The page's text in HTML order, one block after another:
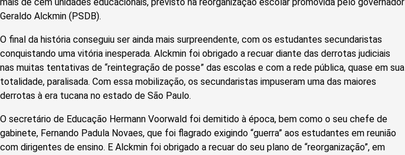
Geraldo Alckmin (PSDB).
O final da história conseguiu ser ainda mais surpreendente, com os estudantes secundaristas
conquistando uma vitória inesperada. Alckmin foi obrigado a recuar diante das derrotas judiciais
nas muitas tentativas de “reintegração de posse” das escolas e com a rede pública, quase em sua
totalidade, paralisada. Com essa mobilização, os secundaristas impuseram uma das maiores
derrotas à era tucana no estado de São Paulo.
O secretário de Educação Hermann Voorwald foi demitido à época, bem como o seu chefe de
gabinete, Fernando Padula Novaes, que foi flagrado exigindo “guerra” aos estudantes em reunião
com dirigentes de ensino. E Alckmin foi obrigado a recuar do seu plano de “reorganização”, em